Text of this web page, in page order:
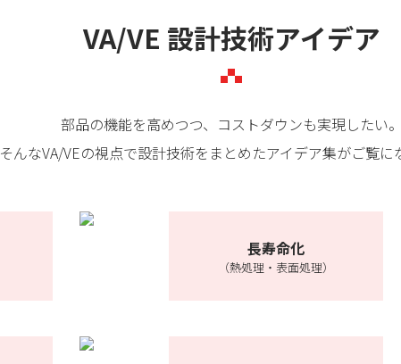
VA/VE 設計技術アイデア
部品の機能を高めつつ、コストダウンも実現したい。
そんなVA/VEの視点で設計技術をまとめたアイデア集がご覧に
長寿命化
（熱処理・表面処理）